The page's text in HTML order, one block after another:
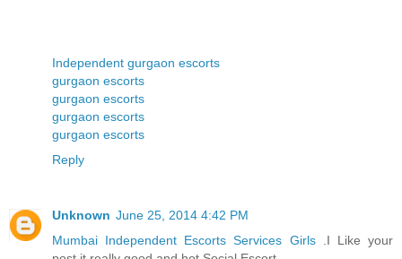
Independent gurgaon escorts
gurgaon escorts
gurgaon escorts
gurgaon escorts
gurgaon escorts
Reply
Unknown June 25, 2014 4:42 PM
Mumbai Independent Escorts Services Girls.I Like your